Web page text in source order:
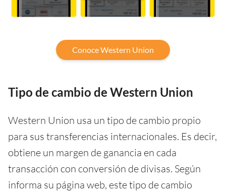
Conoce Western Union
Tipo de cambio de Western Union
Western Union usa un tipo de cambio propio
para sus transferencias internacionales. Es decir,
obtiene un margen de ganancia en cada
transacción con conversión de divisas. Según
informa su página web, este tipo de cambio